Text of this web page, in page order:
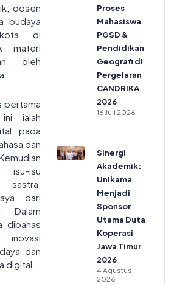
dosen
budaya
di
materi
oleh
pertama
ialah
pada
dan
isu-isu
dari
Dalam
dibahas
inovasi
dan
digital.
Proses
Mahasiswa
PGSD &
Pendidikan
Geografi di
Pergelaran
CANDRIKA
2026
16 Juli 2026
Sinergi
Akademik:
Unikama
Menjadi
Sponsor
Utama Duta
Koperasi
Jawa Timur
2026
4 Agustus
2026